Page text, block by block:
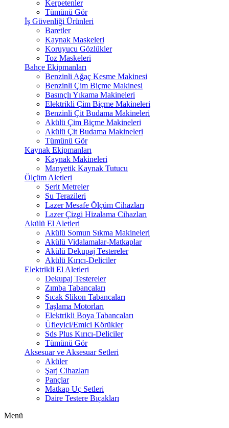
Kerpetenler
Tümünü Gör
İş Güvenliği Ürünleri
Baretler
Kaynak Maskeleri
Koruyucu Gözlükler
Toz Maskeleri
Bahçe Ekipmanları
Benzinli Ağaç Kesme Makinesi
Benzinli Çim Biçme Makinesi
Basınçlı Yıkama Makineleri
Elektrikli Çim Biçme Makineleri
Benzinli Çit Budama Makineleri
Akülü Çim Biçme Makineleri
Akülü Çit Budama Makineleri
Tümünü Gör
Kaynak Ekipmanları
Kaynak Makineleri
Manyetik Kaynak Tutucu
Ölçüm Aletleri
Şerit Metreler
Su Terazileri
Lazer Mesafe Ölçüm Cihazları
Lazer Çizgi Hizalama Cihazları
Akülü El Aletleri
Akülü Somun Sıkma Makineleri
Akülü Vidalamalar-Matkaplar
Akülü Dekupaj Testereler
Akülü Kırıcı-Deliciler
Elektrikli El Aletleri
Dekupaj Testereler
Zımba Tabancaları
Sıcak Slikon Tabancaları
Taşlama Motorları
Elektrikli Boya Tabancaları
Üfleyici/Emici Körükler
Sds Plus Kırıcı-Deliciler
Tümünü Gör
Aksesuar ve Aksesuar Setleri
Aküler
Şarj Cihazları
Pançlar
Matkap Uç Setleri
Daire Testere Bıçakları
Menü